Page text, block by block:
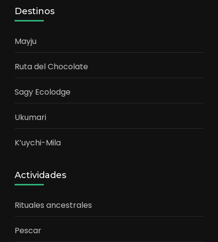
Destinos
Mayju
Ruta del Chocolate
Sagy Ecolodge
Ukumari
K’uychi-Mila
Actividades
Rituales ancestrales
Pescar